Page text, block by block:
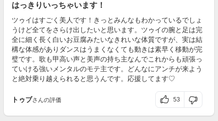
はっきりいっちゃいます！
ツゥイはすごく美人です！きっとみんなもわかっているでしょ
うけど全てをさらけ出したいと思います。ツゥイの腕と足は完
全に細く長く白いお豆腐みたいなきれいな体質ですが、実は結
構な体感がありダンスはうまくなくても動きは素早く移動が完
璧です。歌も甲高い声と美声の持ち主なんでこれからも頑張っ
ていける強いメンタルのモテ主です。どんなにアンチが来よう
と絶対乗り越えられると思うんです。応援してます♡
トゥブさんの評価 53